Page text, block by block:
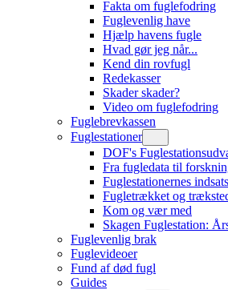
Fakta om fuglefodring
Fuglevenlig have
Hjælp havens fugle
Hvad gør jeg når...
Kend din rovfugl
Redekasser
Skader skader?
Video om fuglefodring
Fuglebrevkassen
Fuglestationer
DOF's
Fra fugledata til
Fuglestationernes indsats
Fugletrækket og
Kom og vær med
Skagen Fuglestation:
Fuglevenlig brak
Fuglevideoer
Fund af død fugl
Guides